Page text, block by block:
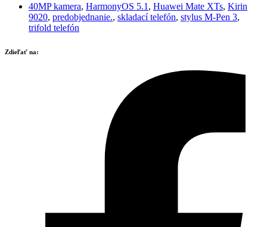
40MP kamera, HarmonyOS 5.1 , Huawei Mate XTs, Kirin
9020, predobjednanie., skladací telefón, stylus M-Pen 3,
trifold telefón
Zdieľať na: